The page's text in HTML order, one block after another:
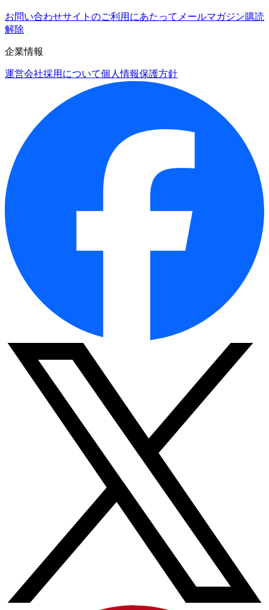
お問い合わせサイトのご利用にあたって メールマガジン購読
解除
企業情報
運営会社採用について個人情報保護方針